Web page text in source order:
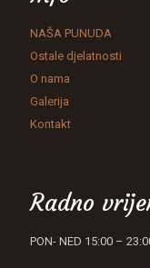
NAŠA PUNUDA
Ostale djelatnosti
O nama
Galerija
Kontakt
Radno
PON- NED 15:00 –